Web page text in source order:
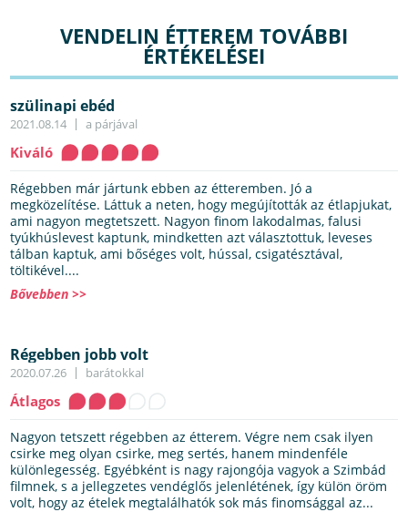
VENDELIN ÉTTEREM TOVÁBBI
ÉRTÉKELÉSEI
szülinapi ebéd
2021.08.14 a párjával
Kiváló
Régebben már jártunk ebben az étteremben. Jó a
megközelítése. Láttuk a neten, hogy megújították az étlapjukat,
ami nagyon megtetszett. Nagyon finom lakodalmas, falusi
tyúkhúslevest kaptunk, mindketten azt választottuk, leveses
tálban kaptuk, ami bőséges volt, hússal, csigatésztával,
töltikével....
Bővebben >>
Régebben jobb volt
2020.07.26 barátokkal
Átlagos
Nagyon tetszett régebben az étterem. Végre nem csak ilyen
csirke meg olyan csirke, meg sertés, hanem mindenféle
különlegesség. Egyébként is nagy rajongója vagyok a Szimbád
filmnek, s a jellegzetes vendéglős jelenlétének, így külön öröm
volt, hogy az ételek megtalálhatók sok más finomsággal az...